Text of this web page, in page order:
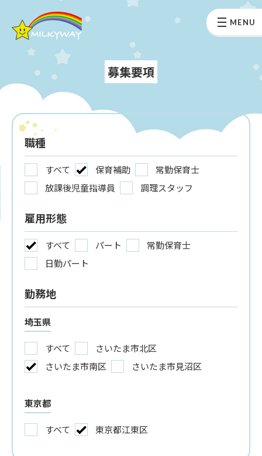
MENU
募集要項
職種
すべて 保育補助
常勤保育士
放課後児童指導員
調理スタッフ
雇用形態
すべて パート
常勤保育士
日勤パート
勤務地
埼玉県
すべて
さいたま市北区
さいたま市南区
さいたま市見沼区
東京都
すべて 東京都江東区